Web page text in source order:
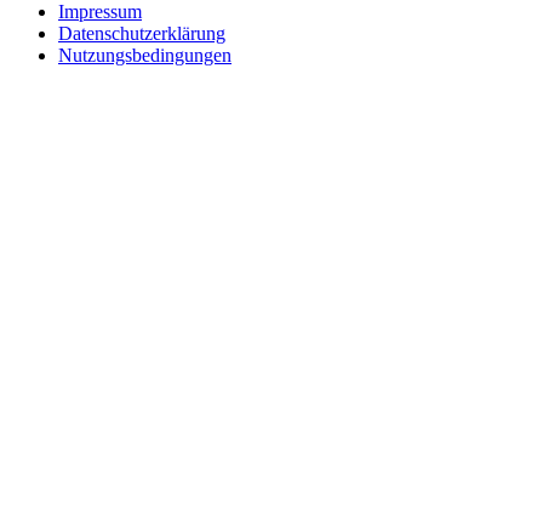
Impressum
Datenschutzerklärung
Nutzungsbedingungen